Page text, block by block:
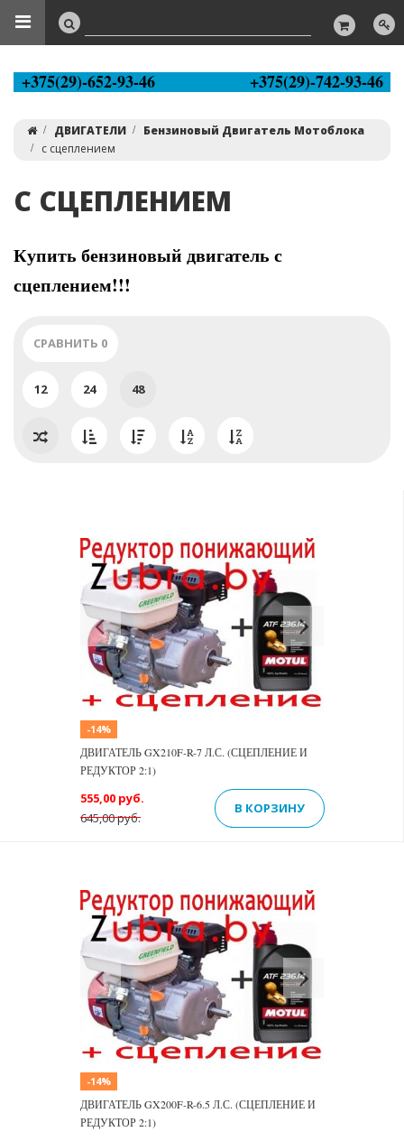
+375(29)-652-93-46 +375(29)-742-93-46
ДВИГАТЕЛИ
Бензиновый Двигатель Мотоблока
с сцеплением
С СЦЕПЛЕНИЕМ
Купить бензиновый двигатель с
сцеплением!!!
СРАВНИТЬ 0
12 24 48
Previous
-14%
ДВИГАТЕЛЬ GX210F-R-7 Л.С. (СЦЕПЛЕНИЕ И
РЕДУКТОР 2:1)
645,00 руб.
555,00 руб.
В КОРЗИНУ
Previous
-14%
ДВИГАТЕЛЬ GX200F-R-6.5 Л.С. (СЦЕПЛЕНИЕ И
РЕДУКТОР 2:1)